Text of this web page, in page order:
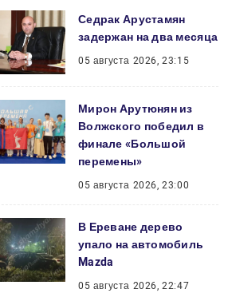
Седрак Арустамян
задержан на два месяца
05 августа 2026, 23:15
Мирон Арутюнян из
Волжского победил в
финале «Большой
перемены»
05 августа 2026, 23:00
В Ереване дерево
упало на автомобиль
Mazda
05 августа 2026, 22:47